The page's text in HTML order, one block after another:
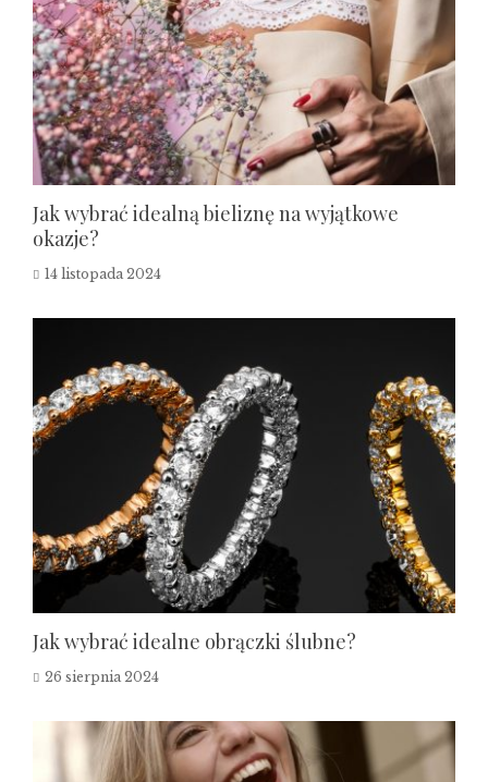
Jak wybrać idealną bieliznę na wyjątkowe
okazje?
14 listopada 2024
Jak wybrać idealne obrączki ślubne?
26 sierpnia 2024